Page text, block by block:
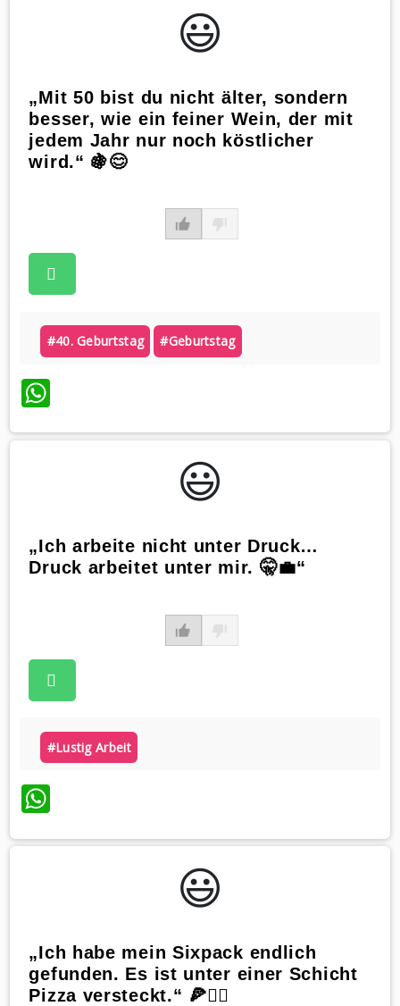
😃️
„Mit 50 bist du nicht älter, sondern
besser, wie ein feiner Wein, der mit
jedem Jahr nur noch köstlicher
wird.“ 🍇😊
#40. Geburtstag #geburtstag
WhatsApp
😃️
„Ich arbeite nicht unter Druck…
Druck arbeitet unter mir. 🤫💼“
#lustig Arbeit
WhatsApp
😃️
„Ich habe mein Sixpack endlich
gefunden. Es ist unter einer Schicht
Pizza versteckt.“ 🍕🏋️‍♀️